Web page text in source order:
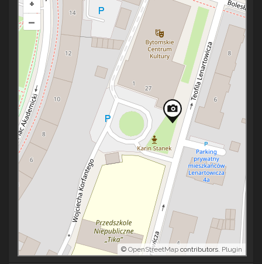
+
–
© OpenStreetMap contributors. Plugin